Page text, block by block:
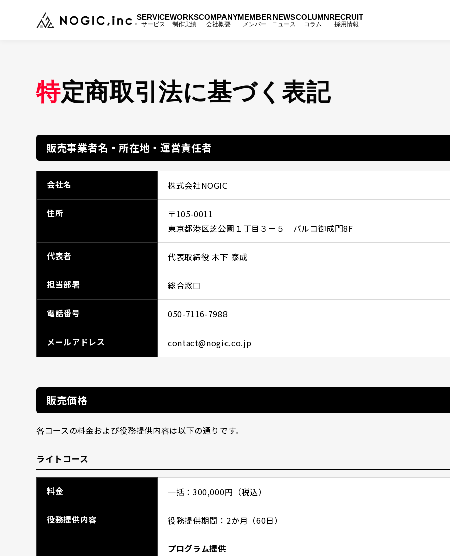
SERVICE
サービス
WORKS
制作実績
COMPANY
会社概要
MEMBER
メンバー
NEWS
ニュース
COLUMN
コラム
RECRUIT
採用情報
SERVICE サービス
COMPANY 会社概要
MEMBERメンバー
NEWSニュース
コラム
特定商取引法に基づく表記
販売事業者名・所在地・運営責任者
会社名 株式会社NOGIC
住所
〒105-0011
東京都港区芝公園１丁目３－５ バルコ御成門8F
代表者 代表取締役 木下 泰成
担当部署 総合窓口
電話番号 050-7116-7988
メールアドレス contact@nogic.co.jp
販売価格
各コースの料金および役務提供内容は以下の通りです。
ライトコース
料金 一括：300,000円（税込）
役務提供内容 役務提供期間：2か月（60日）
プログラム提供